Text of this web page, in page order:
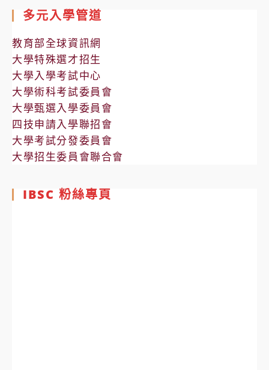
多元入學管道
教育部全球資訊網
大學特殊選才招生
大學入學考試中心
大學術科考試委員會
大學甄選入學委員會
四技申請入學聯招會
大學考試分發委員會
大學招生委員會聯合會
IBSC 粉絲專頁